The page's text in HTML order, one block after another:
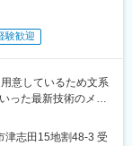
取得を会社が積極的
ォークリフト、重
す
Earth Cube / レ
。
験歓迎
意しているため文系
った最新技術のメン
津志田15地割48-3 受